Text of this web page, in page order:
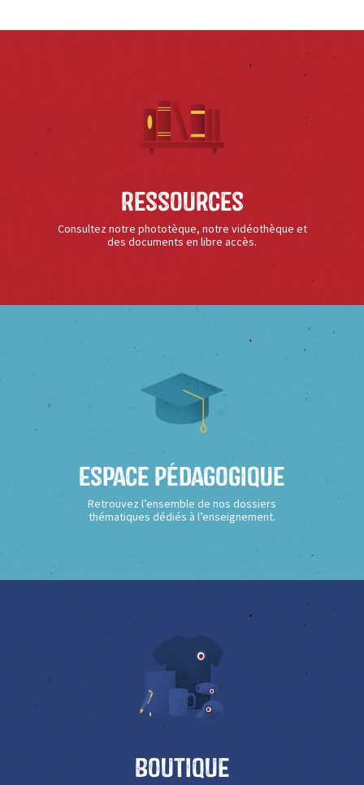
Ressources
Consultez notre phototèque, notre vidéothèque et
des documents en libre accès.
Espace Pédagogique
Retrouvez l’ensemble de nos dossiers
thématiques dédiés à l’enseignement.
Boutique